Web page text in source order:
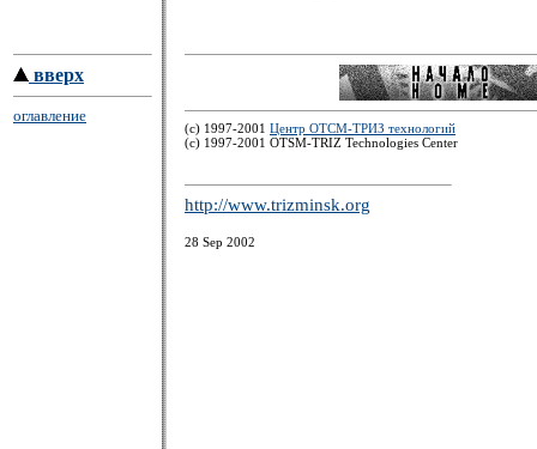
вверх
оглавление
(c) 1997-2001 Центр ОТСМ-ТРИЗ технологий
(с) 1997-2001 OTSM-TRIZ Technologies Center
http://www.trizminsk.org
28 Sep 2002